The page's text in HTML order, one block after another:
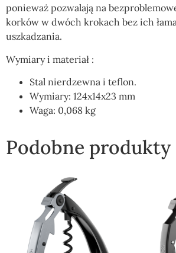
ponieważ pozwalają na
korków w dwóch krokach bez ich
uszkadzania.
Wymiary i materiał :
Stal nierdzewna i teflon.
Wymiary: 124x14x23 mm
Waga: 0,068 kg
Podobne produkty